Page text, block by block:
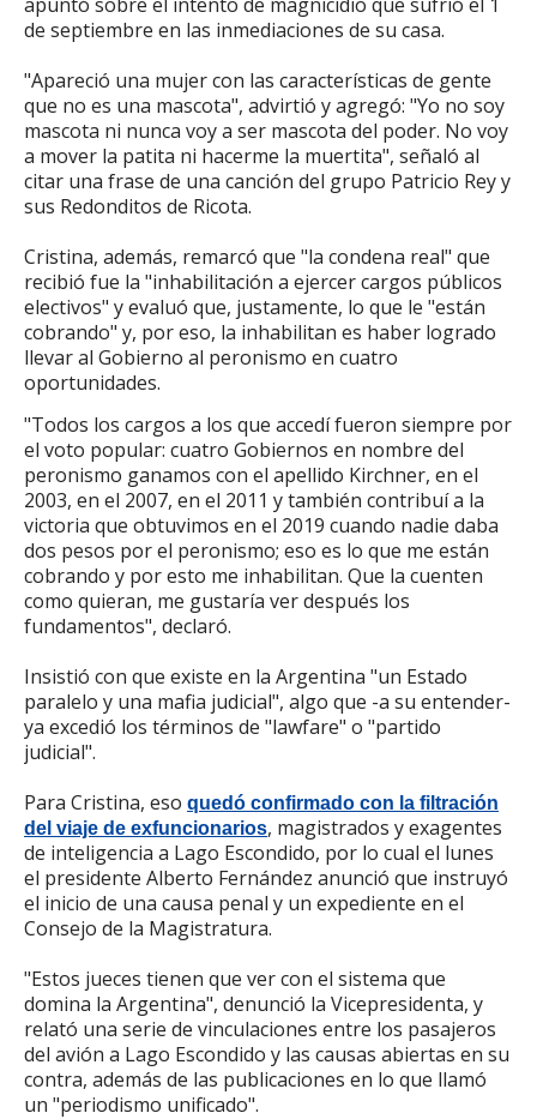
de septiembre en las inmediaciones de su casa.
"Apareció una mujer con las características de gente
que no es una mascota", advirtió y agregó: "Yo no soy
mascota ni nunca voy a ser mascota del poder. No voy
a mover la patita ni hacerme la muertita", señaló al
citar una frase de una canción del grupo Patricio Rey y
sus Redonditos de Ricota.
Cristina, además, remarcó que "la condena real" que
recibió fue la "inhabilitación a ejercer cargos públicos
electivos" y evaluó que, justamente, lo que le "están
cobrando" y, por eso, la inhabilitan es haber logrado
llevar al Gobierno al peronismo en cuatro
oportunidades.
"Todos los cargos a los que accedí fueron siempre por
el voto popular: cuatro Gobiernos en nombre del
peronismo ganamos con el apellido Kirchner, en el
2003, en el 2007, en el 2011 y también contribuí a la
victoria que obtuvimos en el 2019 cuando nadie daba
dos pesos por el peronismo; eso es lo que me están
cobrando y por esto me inhabilitan. Que la cuenten
como quieran, me gustaría ver después los
fundamentos", declaró.
Insistió con que existe en la Argentina "un Estado
paralelo y una mafia judicial", algo que -a su entender-
ya excedió los términos de "lawfare" o "partido
judicial".
Para Cristina, eso quedó confirmado con la filtración
del viaje de exfuncionarios, magistrados y exagentes
de inteligencia a Lago Escondido, por lo cual el lunes
el presidente Alberto Fernández anunció que instruyó
el inicio de una causa penal y un expediente en el
Consejo de la Magistratura.
"Estos jueces tienen que ver con el sistema que
domina la Argentina", denunció la Vicepresidenta, y
relató una serie de vinculaciones entre los pasajeros
del avión a Lago Escondido y las causas abiertas en su
contra, además de las publicaciones en lo que llamó
un "periodismo unificado".